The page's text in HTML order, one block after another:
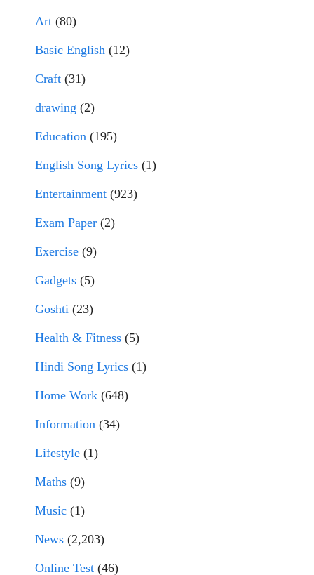
Art (80)
Basic English (12)
Craft (31)
drawing (2)
Education (195)
English Song Lyrics (1)
Entertainment (923)
Exam Paper (2)
Exercise (9)
Gadgets (5)
Goshti (23)
Health & Fitness (5)
Hindi Song Lyrics (1)
Home Work (648)
Information (34)
Lifestyle (1)
Maths (9)
Music (1)
News (2,203)
Online Test (46)